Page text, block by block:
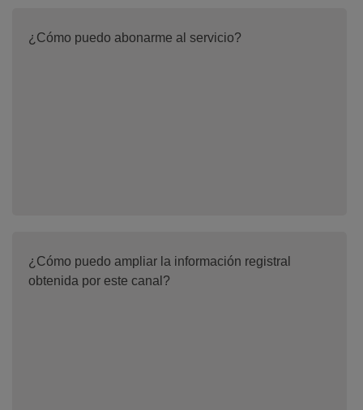
¿Cómo puedo abonarme al servicio?
¿Cómo puedo ampliar la información registral
obtenida por este canal?